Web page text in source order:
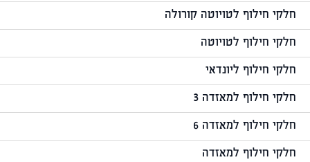
חלקי חילוף לטויוטה קורולה
חלקי חילוף לטויוטה
חלקי חילוף ליונדאי
חלקי חילוף למאזדה 3
חלקי חילוף למאזדה 6
חלקי חילוף למאזדה